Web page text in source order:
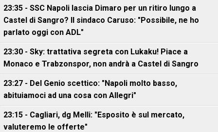
23:35 - SSC Napoli lascia Dimaro per un ritiro lungo a
Castel di Sangro? Il sindaco Caruso: "Possibile, ne ho
parlato oggi con ADL"
23:30 - Sky: trattativa segreta con Lukaku! Piace a
Monaco e Trabzonspor, non andrà a Castel di Sangro
23:27 - Del Genio scettico: "Napoli molto basso,
abituiamoci ad una cosa con Allegri"
23:15 - Cagliari, dg Melli: "Esposito è sul mercato,
valuteremo le offerte"